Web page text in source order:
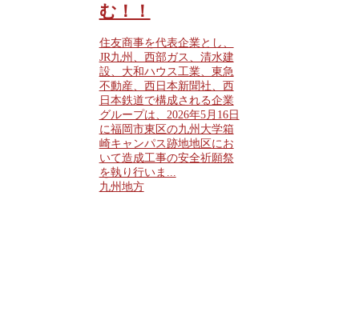
む！！
住友商事を代表企業とし、
JR九州、西部ガス、清水建
設、大和ハウス工業、東急
不動産、西日本新聞社、西
日本鉄道で構成される企業
グループは、2026年5月16日
に福岡市東区の九州大学箱
崎キャンパス跡地地区にお
いて造成工事の安全祈願祭
を執り行いま...
九州地方